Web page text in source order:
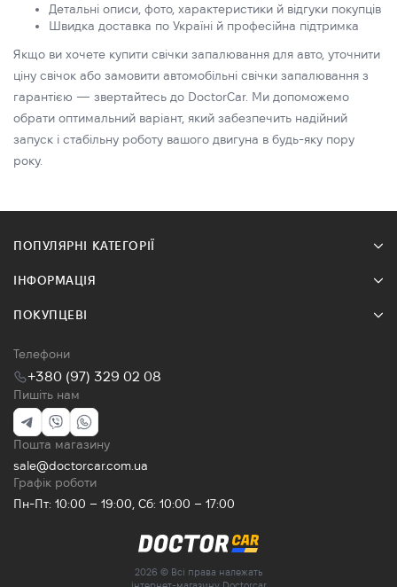
Детальні описи, фото, характеристики й відгуки покупців
Швидка доставка по Україні й професійна підтримка
Якщо ви хочете купити свічки запалювання для авто, уточнити
ціну свічок або замовити автомобільні свічки запалювання з
гарантією — звертайтесь до DoctorCar. Ми допоможемо
обрати оптимальний варіант, який забезпечить надійний
запуск і стабільну роботу вашого двигуна в будь-яку пору
року.
ПОПУЛЯРНІ КАТЕГОРІЇ
ІНФОРМАЦІЯ
ПОКУПЦЕВІ
Телефони
+380 (97) 329 02 08
Пишіть нам
Пошта магазину
sale@doctorcar.com.ua
Графік роботи
Пн-Пт: 10:00 – 19:00, Сб: 10:00 – 17:00
2026 © Всі права належать